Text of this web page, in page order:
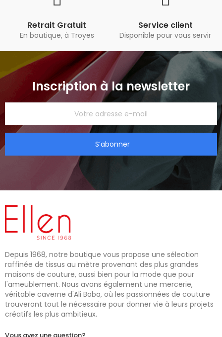
Retrait Gratuit
En boutique, à Troyes
Service client
Disponible pour vous servir
Inscription à la newsletter
S’abonner
Depuis 1968, notre boutique vous propose une sélection
raffinée de tissus au mètre provenant des plus grandes
maisons de couture, aussi bien pour la mode que pour
l'ameublement. Nous avons également une mercerie,
véritable caverne d'Ali Baba, où les passionnées de couture
trouveront tout le nécessaire pour donner vie à leurs projets
créatifs les plus ambitieux.
Vous avez une question?